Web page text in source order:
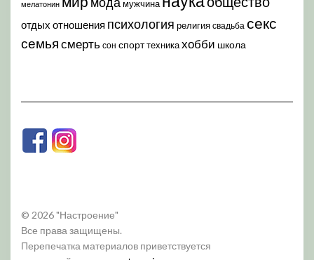
мелатонин мужчина
отдых отношения психология религия свадьба секс
семья смерть сон спорттехникахобби школа
© 2026 "Настроение"
Все права защищены.
Перепечатка материалов приветствуется